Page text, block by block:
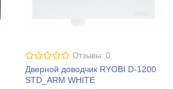
Отзывы: 0
Дверной доводчик RYOBI D-1200
STD_ARM WHITE